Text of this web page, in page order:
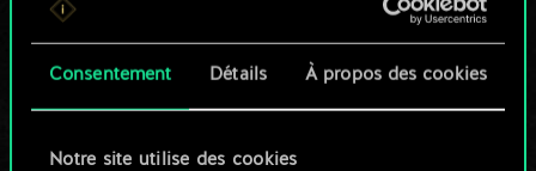
Consentement Détails À propos des cookies
Notre site utilise des cookies
n'est qu'un jeu de
cartes partagé.
Mais cela peut être